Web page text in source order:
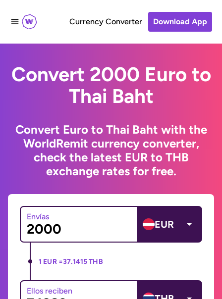
Currency Converter Download App
Convert 2000 Euro to
Thai Baht
Convert Euro to Thai Baht with the
WorldRemit currency converter,
check the latest EUR to THB
exchange rates for free.
Envías
EUR
1 EUR =37.1415 THB
Ellos reciben